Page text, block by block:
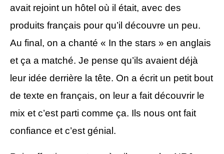
avait rejoint un hôtel où il était, avec des
produits français pour qu’il découvre un peu.
Au final, on a chanté « In the stars » en anglais
et ça a matché. Je pense qu’ils avaient déjà
leur idée derrière la tête. On a écrit un petit bout
de texte en français, on leur a fait découvrir le
mix et c’est parti comme ça. Ils nous ont fait
confiance et c’est génial.